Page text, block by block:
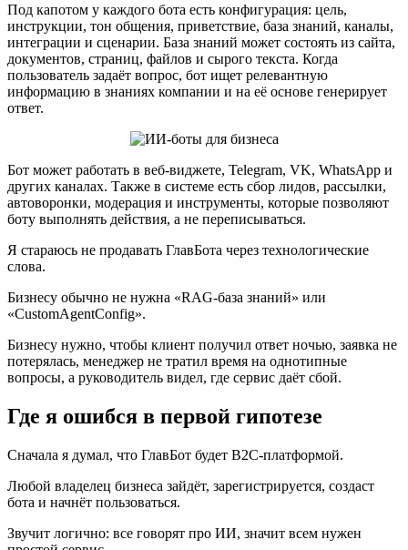
Под капотом у каждого бота есть конфигурация: цель,
инструкции, тон общения, приветствие, база знаний, каналы,
интеграции и сценарии. База знаний может состоять из сайта,
документов, страниц, файлов и сырого текста. Когда
пользователь задаёт вопрос, бот ищет релевантную
информацию в знаниях компании и на её основе генерирует
ответ.
Бот может работать в веб-виджете, Telegram, VK, WhatsApp и
других каналах. Также в системе есть сбор лидов, рассылки,
автоворонки, модерация и инструменты, которые позволяют
боту выполнять действия, а не переписываться.
Я стараюсь не продавать ГлавБота через технологические
слова.
Бизнесу обычно не нужна «RAG-база знаний» или
«CustomAgentConfig».
Бизнесу нужно, чтобы клиент получил ответ ночью, заявка не
потерялась, менеджер не тратил время на однотипные
вопросы, а руководитель видел, где сервис даёт сбой.
Где я ошибся в первой гипотезе
Сначала я думал, что ГлавБот будет B2C-платформой.
Любой владелец бизнеса зайдёт, зарегистрируется, создаст
бота и начнёт пользоваться.
Звучит логично: все говорят про ИИ, значит всем нужен